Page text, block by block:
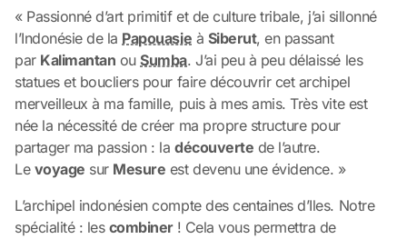
« Passionné d’art primitif et de culture tribale, j’ai sillonné
l’Indonésie de la Papouasie à Siberut, en passant
par Kalimantan ouSumba. J’ai peu à peu délaissé les
statues et boucliers pour faire découvrir cet archipel
merveilleux à ma famille, puis à mes amis. Très vite est
née la nécessité de créer ma propre structure pour
partager ma passion : ladécouverte de l’autre.
Le voyage sur Mesure est devenu une évidence. »
L’archipel indonésien compte des centaines d’Iles. Notre
spécialité : les combiner ! Cela vous permettra de